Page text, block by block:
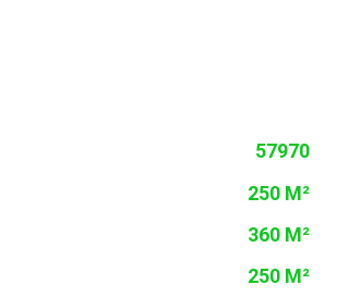
57970
250 M²
360 M²
250 M²